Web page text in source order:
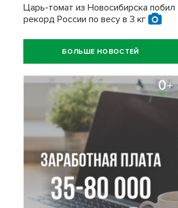
Царь-томат из Новосибирска побил
рекорд России по весу в 3 кг
БОЛЬШЕ НОВОСТЕЙ